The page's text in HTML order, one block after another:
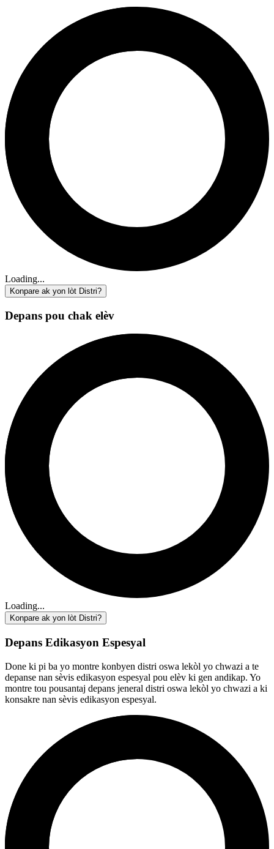
Loading...
Konpare ak yon lòt Distri?
Depans pou chak elèv
Loading...
Konpare ak yon lòt Distri?
Depans Edikasyon Espesyal
Done ki pi ba yo montre konbyen distri oswa lekòl yo chwazi a te
depanse nan sèvis edikasyon espesyal pou elèv ki gen andikap. Yo
montre tou pousantaj depans jeneral distri oswa lekòl yo chwazi a ki
konsakre nan sèvis edikasyon espesyal.